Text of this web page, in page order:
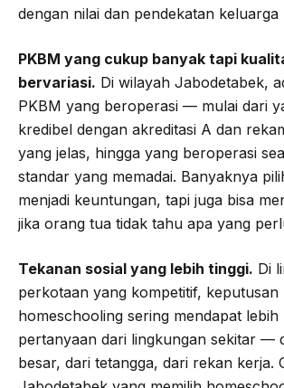
dengan nilai dan pendekatan keluarga
PKBM yang cukup banyak tapi
bervariasi. Di wilayah Jabodetabek,
PKBM yang beroperasi — mulai dari
kredibel dengan akreditasi A dan
yang jelas, hingga yang beroperasi
standar yang memadai. Banyaknya
menjadi keuntungan, tapi juga bisa
jika orang tua tidak tahu apa yang
Tekanan sosial yang lebih tinggi. Di
perkotaan yang kompetitif, keputusan
homeschooling sering mendapat lebih
pertanyaan dari lingkungan sekitar —
besar, dari tetangga, dari rekan kerja.